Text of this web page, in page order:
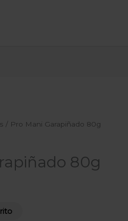
/ Pro Mani Garapiñado 80g
80g